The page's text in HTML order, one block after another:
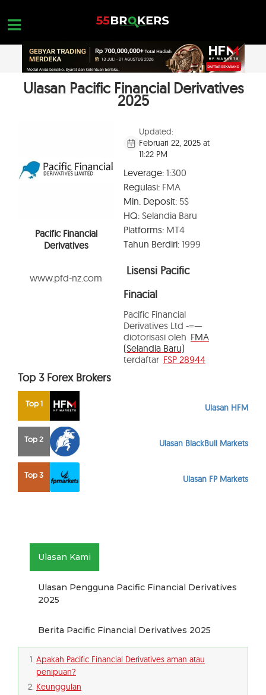
content
HOME
PERTANYAAN TRADER
BUKA AKUN GRATIS
Ulasan Pacific Financial Derivatives
2025
Pacific Financial
Derivatives
www.pfd-nz.com
Updated:
Februari 22, 2025 at
11:22 PM
Leverage:1:300
Regulasi:FMA
Min. Deposit:5$
HQ:Selandia Baru
Platforms:MT4
Tahun Berdiri:1999
Lisensi Pacific
Finacial
Pacific Financial
Derivatives Ltd -=—
diotorisasi oleh FMA
(Selandia Baru)
terdaftar FSP 28944
Top 3 Forex Brokers
Top 1 Ulasan HFM
Top 2 Ulasan BlackBull Markets
Top 3 Ulasan FP Markets
Ulasan Kami
Ulasan Pengguna Pacific Financial Derivatives
2025
Berita Pacific Financial Derivatives 2025
Apakah Pacific Financial Derivatives aman atau
penipuan?
Keunggulan